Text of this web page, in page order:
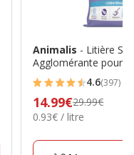
Animalis - Litière
Agglomérante pour
4.6
étoiles
avec
397
4.6(397)
Prix
précédent
14.99€29.99€
0.93€
Litre
0.93€ / litre